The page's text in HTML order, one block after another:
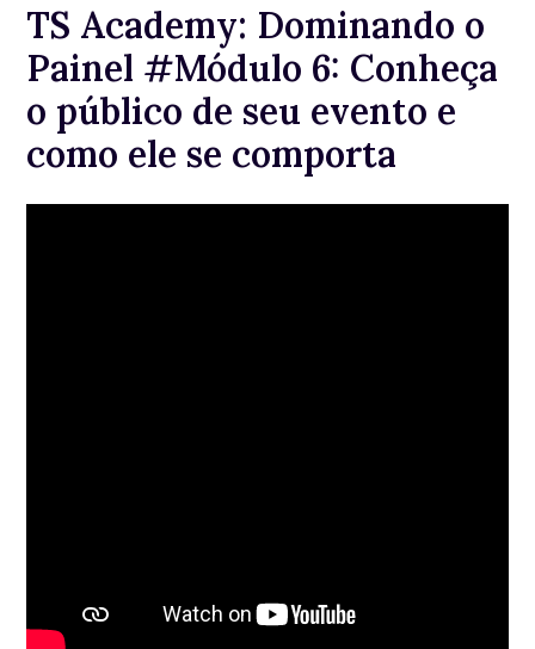
TS Academy: Dominando o
Painel #Módulo 6: Conheça
o público de seu evento e
como ele se comporta